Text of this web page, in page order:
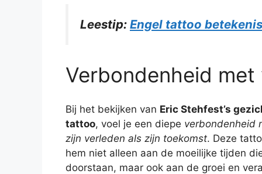
Leestip: Engel tattoo
Verbondenheid
Bij het bekijken van Eric Stehfest’s
tattoo, voel je een diepe verbondenheid
zijn verleden als zijn toekomst. Deze
hem niet alleen aan de moeilijke tijden
doorstaan, maar ook aan de groei en